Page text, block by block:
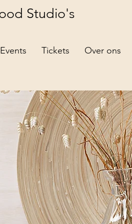
Studio's
Events Tickets Over ons